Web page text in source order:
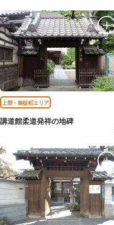
上野・御徒町エリア
講道館柔道発祥の地碑